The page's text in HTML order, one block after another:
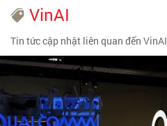
VinAI
Tin tức cập nhật liên quan đến VinAI